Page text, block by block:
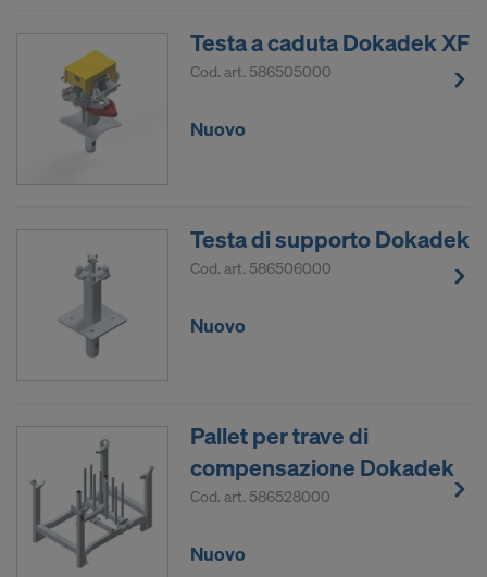
Testa a caduta Dokadek XF
Cod. art. 586505000
Nuovo
Testa di supporto Dokadek
Cod. art. 586506000
Nuovo
Pallet per trave di
compensazione Dokadek
Cod. art. 586528000
Nuovo